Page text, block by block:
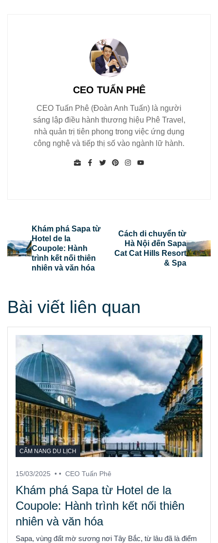
CEO TUẤN PHÊ
CEO Tuấn Phê (Đoàn Anh Tuấn) là người
sáng lập điều hành thương hiệu Phê Travel,
nhà quản trị tiên phong trong việc ứng dụng
công nghệ và tiếp thị số vào ngành lữ hành.
Khám phá Sapa từ
Hotel de la
Coupole: Hành
trình kết nối thiên
nhiên và văn hóa
Cách di chuyển từ
Hà Nội đến Sapa
Cat Cat Hills Resort
& Spa
Bài viết liên quan
CẨM NANG DU LỊCH
15/03/2025 • • CEO Tuấn Phê
Khám phá Sapa từ Hotel de la
Coupole: Hành trình kết nối thiên
nhiên và văn hóa
Sapa, vùng đất mờ sương nơi Tây Bắc, từ lâu đã là điểm